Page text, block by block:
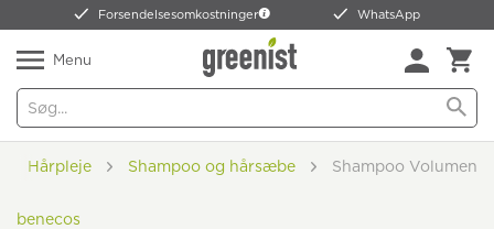
Forsendelsesomkostninger WhatsApp
Menu
Hårpleje Shampoo og hårsæbe Shampoo Volumen
benecos